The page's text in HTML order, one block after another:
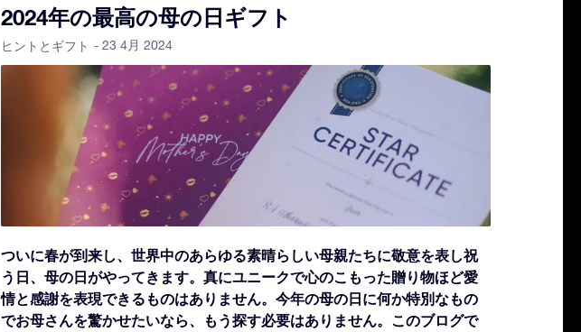
2024年の最高の母の日ギフト
ヒントとギフト - 23 4月 2024
ついに春が到来し、世界中のあらゆる素晴らしい母親たちに敬意を表し祝
う日、母の日がやってきます。真にユニークで心のこもった贈り物ほど愛
情と感謝を表現できるものはありません。今年の母の日に何か特別なもの
でお母さんを驚かせたいなら、もう探す必要はありません。このブログで